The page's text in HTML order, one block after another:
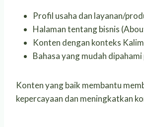
Profil usaha dan layanan/
Halaman tentang bisnis
Konten dengan konteks
Bahasa yang mudah
Konten yang baik membantu
kepercayaan dan meningkatkan